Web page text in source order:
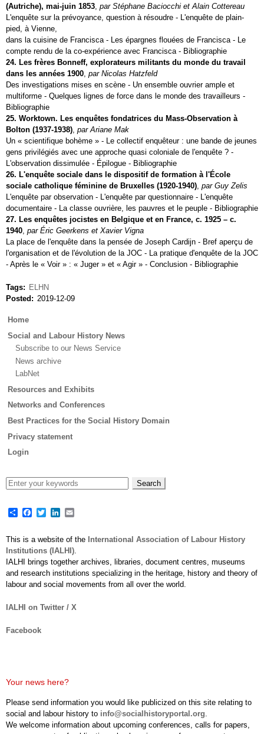
(Autriche), mai-juin 1853 par Stéphane Baciocchi et Alain Cottereau
L'enquête sur la prévoyance, question à résoudre - L'enquête de plain-
pied, à Vienne,
dans la cuisine de Francisca - Les épargnes flouées de Francisca - Le
compte rendu de la co-expérience avec Francisca - Bibliographie
24. Les frères Bonneff, explorateurs militants du monde du travail
dans les années 1900 par Nicolas Hatzfeld
Des investigations mises en scène - Un ensemble ouvrier ample et
multiforme - Quelques lignes de force dans le monde des travailleurs -
Bibliographie
25. Worktown. Les enquêtes fondatrices du Mass-Observation à
Bolton (1937‑1938) par Ariane Mak
Un « scientifique bohème » - Le collectif enquêteur : une bande de jeunes
gens privilégiés avec une approche quasi coloniale de l'enquête ? -
L'observation dissimulée - Épilogue - Bibliographie
26. L'enquête sociale dans le dispositif de formation à l'École
sociale catholique féminine de Bruxelles (1920‑1940) par Guy Zelis
L'enquête par observation - L'enquête par questionnaire - L'enquête
documentaire - La classe ouvrière, les pauvres et le peuple - Bibliographie
27. Les enquêtes jocistes en Belgique et en France, c. 1925 – c.
1940 par Éric Geerkens et Xavier Vigna
La place de l'enquête dans la pensée de Joseph Cardijn - Bref aperçu de
l'organisation et de l'évolution de la JOC - La pratique d'enquête de la JOC
- Après le « Voir » : « Juger » et « Agir » - Conclusion - Bibliographie
Tags
ELHN
Posted
2019-12-09
Main
Home
Social and Labour History News
Subscribe to our News Service
News archive
LabNet
Resources and Exhibits
Networks and Conferences
Best Practices for the Social History Domain
Privacy statement
Login
ShareFacebook
TwitterLinkedIn
This is a website of the International Association of Labour History
Institutions (IALHI)
IALHI brings together archives, libraries, document centres, museums
and research institutions specializing in the heritage, history and theory of
labour and social movements from all over the world.
IALHI on Twitter / X
Facebook
Your news here?
Please send information you would like publicized on this site relating to
social and labour history to info@socialhistoryportal.org.
We welcome information about upcoming conferences, calls for papers,